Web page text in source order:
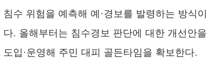
침수 위험을 예측해 예·경보를 발령하는 방식이
다. 올해부터는 침수경보 판단에 대한 개선안을
도입·운영해 주민 대피 골든타임을 확보한다.